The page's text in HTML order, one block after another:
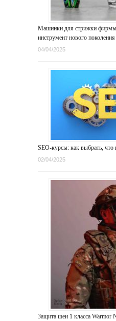
Машинки для стрижки фирмы
инструмент нового поколения
04/04/2025
SEO-курсы: как выбрать, что
02/04/2025
Защита шеи 1 класса Warmor